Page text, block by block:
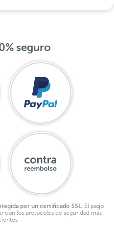
seguro
por un certificado SSL. El pago
con los protocolos de seguridad más